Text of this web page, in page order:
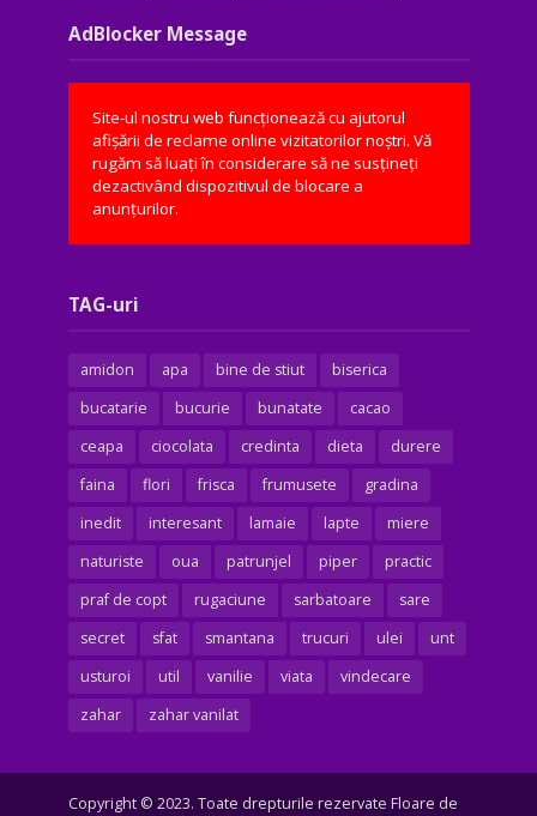
AdBlocker Message
Site-ul nostru web funcționează cu ajutorul
afișării de reclame online vizitatorilor noștri. Vă
rugăm să luați în considerare să ne susțineți
dezactivând dispozitivul de blocare a
anunțurilor.
TAG-uri
amidon apa bine de stiut
biserica
bucatarie
bucurie bunatate
cacao
ceapa
ciocolata credinta dieta
durere
faina
flori frisca frumusete
gradina
inedit
interesant lamaie lapte
miere
naturiste
oua patrunjel piper
practic
praf de copt
rugaciune sarbatoare
sare
secret
sfat smantana trucuri ulei
unt
usturoi
util vanilie viata
vindecare
zahar
zahar vanilat
Copyright © 2023. Toate drepturile rezervate Floare de